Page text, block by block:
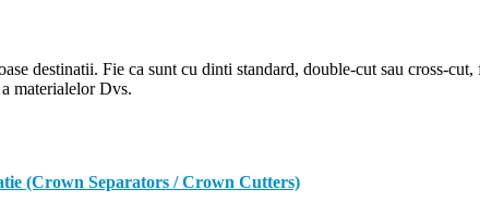
destinatii. Fie ca sunt cu dinti standard, double-cut sau cross-
materialelor Dvs.
(Crown Separators / Crown Cutters)